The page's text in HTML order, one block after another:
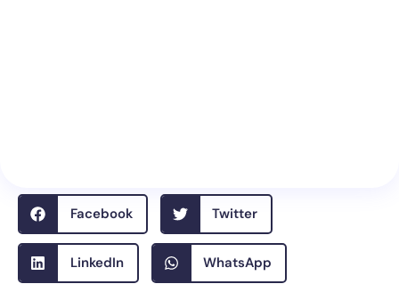
Facebook Twitter
LinkedIn WhatsApp